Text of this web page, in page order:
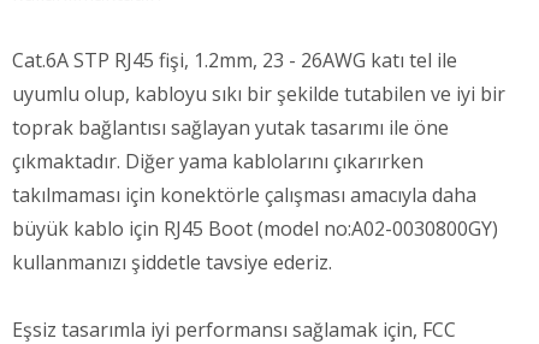
Cat.6A STP RJ45 fişi, 1.2mm, 23 - 26AWG katı tel ile
uyumlu olup, kabloyu sıkı bir şekilde tutabilen ve iyi bir
toprak bağlantısı sağlayan yutak tasarımı ile öne
çıkmaktadır. Diğer yama kablolarını çıkarırken
takılmaması için konektörle çalışması amacıyla daha
büyük kablo için RJ45 Boot (model no:A02-0030800GY)
kullanmanızı şiddetle tavsiye ederiz.
Eşsiz tasarımla iyi performansı sağlamak için, FCC